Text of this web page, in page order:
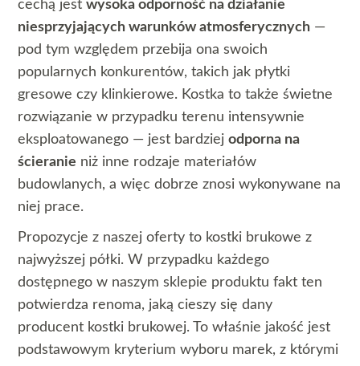
cechą jestwysoka odporność na działanie
niesprzyjających warunków atmosferycznych —
pod tym względem przebija ona swoich
popularnych konkurentów, takich jak płytki
gresowe czy klinkierowe. Kostka to także świetne
rozwiązanie w przypadku terenu intensywnie
eksploatowanego — jest bardziejodporna na
ścieranie niż inne rodzaje materiałów
budowlanych, a więc dobrze znosi wykonywane na
niej prace.
Propozycje z naszej oferty to kostki brukowe z
najwyższej półki. W przypadku każdego
dostępnego w naszym sklepie produktu fakt ten
potwierdza renoma, jaką cieszy się dany
producent kostki brukowej. To właśnie jakość jest
podstawowym kryterium wyboru marek, z którymi